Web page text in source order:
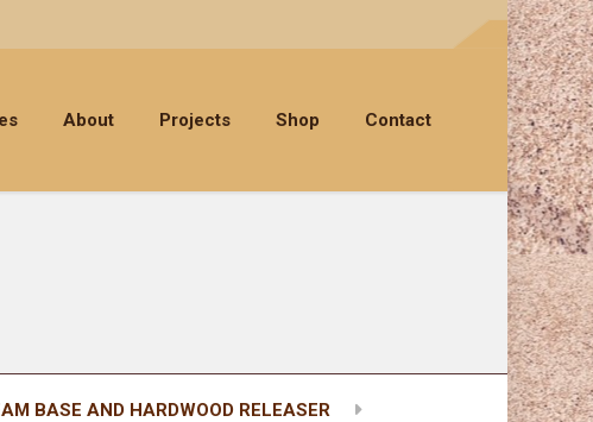
About Projects Shop Contact
BASE AND HARDWOOD RELEASER